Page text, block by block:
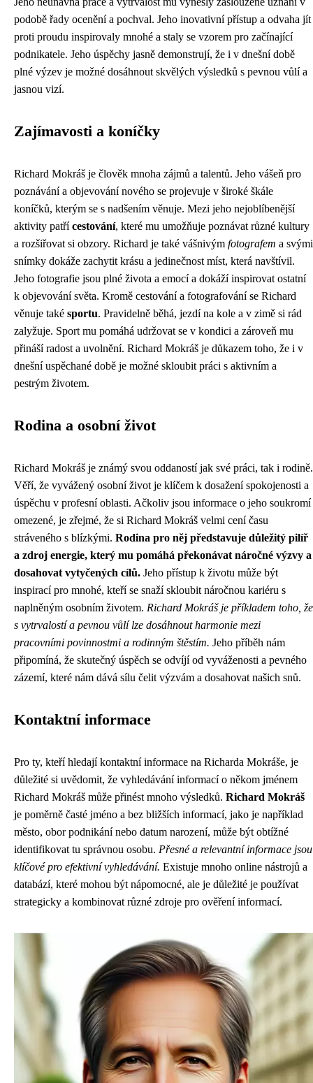
podobě řady ocenění a pochval. Jeho inovativní přístup a odvaha jít
proti proudu inspirovaly mnohé a staly se vzorem pro začínající
podnikatele. Jeho úspěchy jasně demonstrují, že i v dnešní době
plné výzev je možné dosáhnout skvělých výsledků s pevnou vůlí a
jasnou vizí.
Zajímavosti a koníčky
Richard Mokráš je člověk mnoha zájmů a talentů. Jeho vášeň pro
poznávání a objevování nového se projevuje v široké škále
koníčků, kterým se s nadšením věnuje. Mezi jeho nejoblíbenější
aktivity patřícestování, které mu umožňuje poznávat různé kultury
a rozšiřovat si obzory. Richard je také vášnivým fotografem a svými
snímky dokáže zachytit krásu a jedinečnost míst, která navštívil.
Jeho fotografie jsou plné života a emocí a dokáží inspirovat ostatní
k objevování světa. Kromě cestování a fotografování se Richard
věnuje také sportu. Pravidelně běhá, jezdí na kole a v zimě si rád
zalyžuje. Sport mu pomáhá udržovat se v kondici a zároveň mu
přináší radost a uvolnění. Richard Mokráš je důkazem toho, že i v
dnešní uspěchané době je možné skloubit práci s aktivním a
pestrým životem.
Rodina a osobní život
Richard Mokráš je známý svou oddaností jak své práci, tak i rodině.
Věří, že vyvážený osobní život je klíčem k dosažení spokojenosti a
úspěchu v profesní oblasti. Ačkoliv jsou informace o jeho soukromí
omezené, je zřejmé, že si Richard Mokráš velmi cení času
stráveného s blízkými. Rodina pro něj představuje důležitý pilíř
a zdroj energie, který mu pomáhá překonávat náročné výzvy a
dosahovat vytyčených cílů. Jeho přístup k životu může být
inspirací pro mnohé, kteří se snaží skloubit náročnou kariéru s
naplněným osobním životem. Richard Mokráš je příkladem toho, že
s vytrvalostí a pevnou vůlí lze dosáhnout harmonie mezi
pracovními povinnostmi a rodinným štěstím. Jeho příběh nám
připomíná, že skutečný úspěch se odvíjí od vyváženosti a pevného
zázemí, které nám dává sílu čelit výzvám a dosahovat našich snů.
Kontaktní informace
Pro ty, kteří hledají kontaktní informace na Richarda Mokráše, je
důležité si uvědomit, že vyhledávání informací o někom jménem
Richard Mokráš může přinést mnoho výsledků. Richard Mokráš
je poměrně časté jméno a bez bližších informací, jako je například
město, obor podnikání nebo datum narození, může být obtížné
identifikovat tu správnou osobu. Přesné a relevantní informace jsou
klíčové pro efektivní vyhledávání. Existuje mnoho online nástrojů a
databází, které mohou být nápomocné, ale je důležité je používat
strategicky a kombinovat různé zdroje pro ověření informací.